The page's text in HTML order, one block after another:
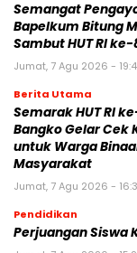
Semangat
Bapelkum Bitung
Sambut HUT RI ke-
Jumat, 7 Agu 2026 -
Berita Utama
Semarak HUT RI
Bangko Gelar Cek
untuk Warga
Masyarakat
Jumat, 7 Agu 2026 -
Pendidikan
Perjuangan Siswa